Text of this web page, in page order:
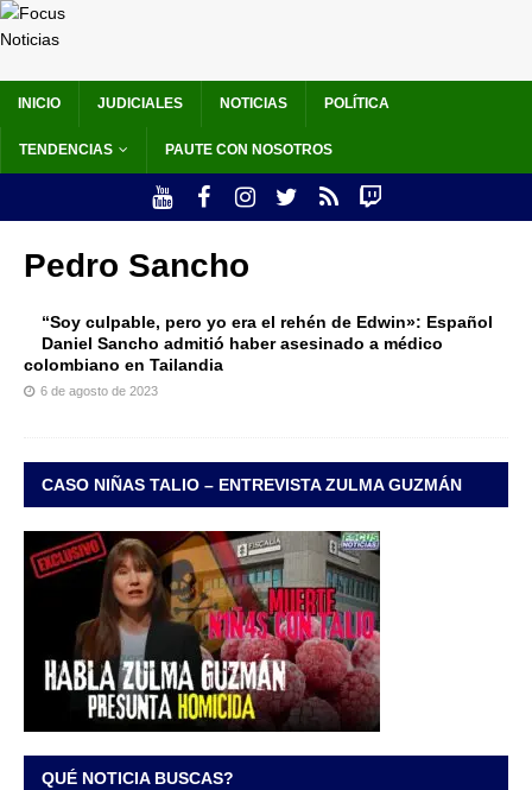
INICIO JUDICIALES NOTICIAS POLÍTICA
TENDENCIAS PAUTE CON NOSOTROS
Pedro Sancho
“Soy culpable, pero yo era el rehén de Edwin»: Español
Daniel Sancho admitió haber asesinado a médico
colombiano en Tailandia
6 de agosto de 2023
CASO NIÑAS TALIO – ENTREVISTA ZULMA GUZMÁN
QUÉ NOTICIA BUSCAS?